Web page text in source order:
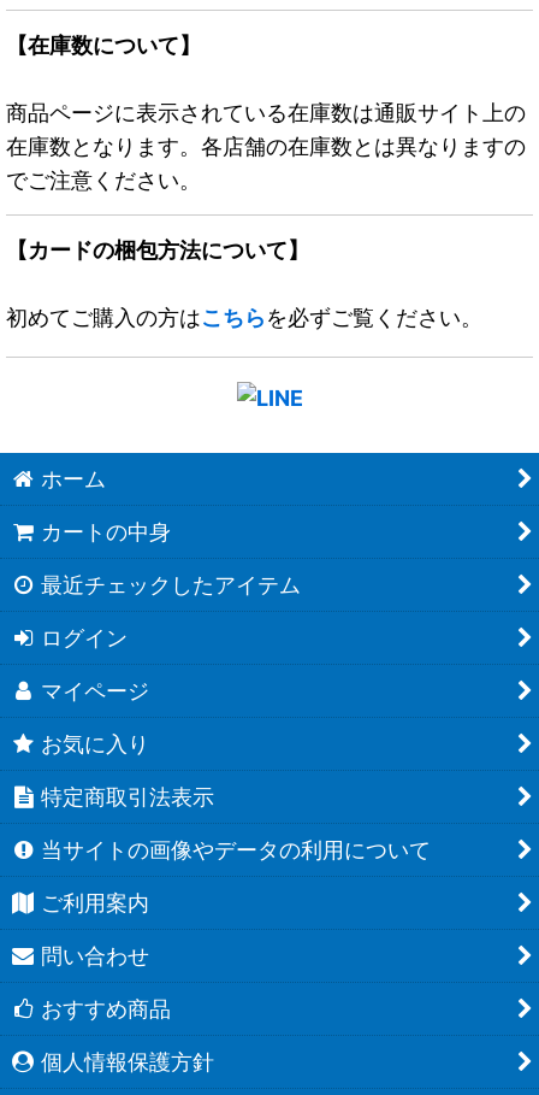
【在庫数について】
商品ページに表示されている在庫数は通販サイト上の
在庫数となります。各店舗の在庫数とは異なりますの
でご注意ください。
【カードの梱包方法について】
初めてご購入の方はこちらを必ずご覧ください。
ホーム
カートの中身
最近チェックしたアイテム
ログイン
マイページ
お気に入り
特定商取引法表示
当サイトの画像やデータの利用について
ご利用案内
問い合わせ
おすすめ商品
個人情報保護方針